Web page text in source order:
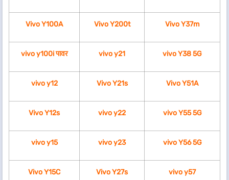
Vivo Y100A Vivo Y200t Vivo Y37m
vivo y100i पावर vivo y21 vivo Y38 5G
vivo y12 Vivo Y21s Vivo Y51A
Vivo Y12s vivo y22 vivo Y55 5G
vivo y15 vivo y23 vivo Y56 5G
Vivo Y15C Vivo Y27s vivo y57